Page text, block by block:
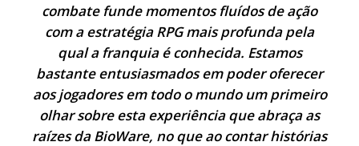
combate funde momentos fluídos de ação
com a estratégia RPG mais profunda pela
qual a franquia é conhecida. Estamos
bastante entusiasmados em poder oferecer
aos jogadores em todo o mundo um primeiro
olhar sobre esta experiência que abraça as
raízes da BioWare, no que ao contar histórias